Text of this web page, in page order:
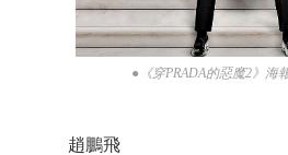
●《穿PRADA的惡魔2》海
趙鵬飛